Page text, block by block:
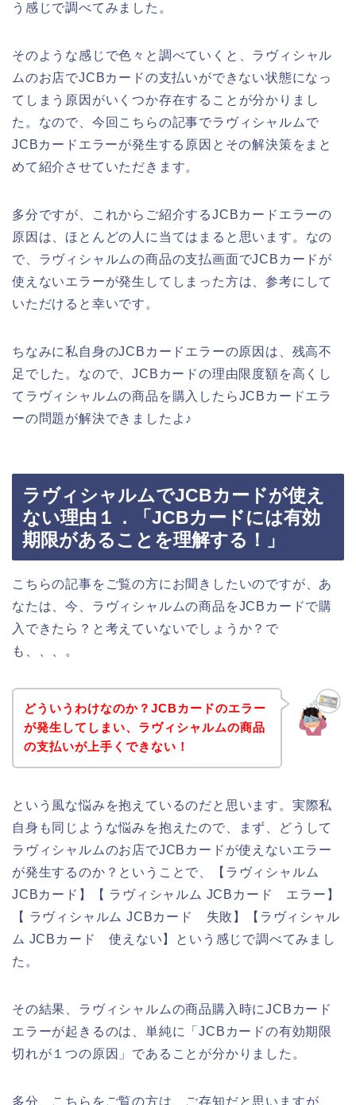
う感じで調べてみました。
そのような感じで色々と調べていくと、ラヴィシャル
ムのお店でJCBカードの支払いができない状態になっ
てしまう原因がいくつか存在することが分かりまし
た。なので、今回こちらの記事でラヴィシャルムで
JCBカードエラーが発生する原因とその解決策をまと
めて紹介させていただきます。
多分ですが、これからご紹介するJCBカードエラーの
原因は、ほとんどの人に当てはまると思います。なの
で、ラヴィシャルムの商品の支払画面でJCBカードが
使えないエラーが発生してしまった方は、参考にして
いただけると幸いです。
ちなみに私自身のJCBカードエラーの原因は、残高不
足でした。なので、JCBカードの理由限度額を高くし
てラヴィシャルムの商品を購入したらJCBカードエラ
ーの問題が解決できましたよ♪
ラヴィシャルムでJCBカードが使え
ない理由１．「JCBカードには有効
期限があることを理解する！」
こちらの記事をご覧の方にお聞きしたいのですが、あ
なたは、今、ラヴィシャルムの商品をJCBカードで購
入できたら？と考えていないでしょうか？で
も、、、。
どういうわけなのか？JCBカードのエラー
が発生してしまい、ラヴィシャルムの商品
の支払いが上手くできない！
という風な悩みを抱えているのだと思います。実際私
自身も同じような悩みを抱えたので、まず、どうして
ラヴィシャルムのお店でJCBカードが使えないエラー
が発生するのか？ということで、【ラヴィシャルム
JCBカード】【 ラヴィシャルム JCBカード エラー】
【 ラヴィシャルム JCBカード 失敗】【ラヴィシャル
ム JCBカード 使えない】という感じで調べてみまし
た。
その結果、ラヴィシャルムの商品購入時にJCBカード
エラーが起きるのは、単純に「JCBカードの有効期限
切れが１つの原因」であることが分かりました。
多分、こちらをご覧の方は、ご存知だと思いますが、